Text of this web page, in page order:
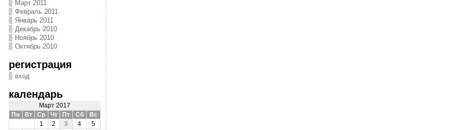
Март 2011
Февраль 2011
Январь 2011
Декабрь 2010
Ноябрь 2010
Октябрь 2010
регистрация
вход
календарь
Март 2017
Пн
Вт Ср Чт Пт Сб
Вс
1
2 3 4
5